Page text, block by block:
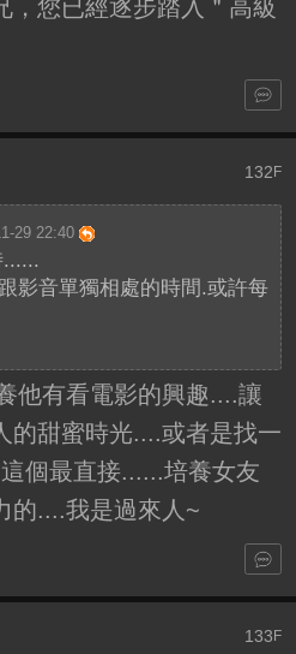
，您已經逐步踏入＂高級
132F
29 22:40
影音單獨相處的時間.或許每
他有看電影的興趣....讓
的甜蜜時光....或者是找一
個最直接......培養女友
的....我是過來人~
133F